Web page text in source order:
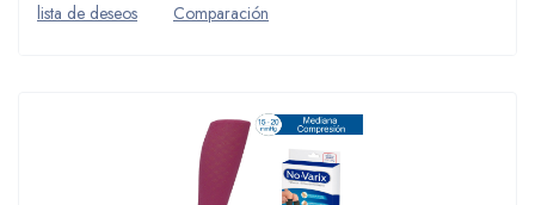
lista de deseos Comparación